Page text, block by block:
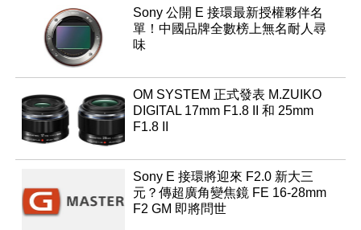
Sony 公開 E 接環最新授權夥伴名
單！中國品牌全數榜上無名耐人尋
味
OM SYSTEM 正式發表 M.ZUIKO
DIGITAL 17mm F1.8 II 和 25mm
F1.8 II
Sony E 接環將迎來 F2.0 新大三
元？傳超廣角變焦鏡 FE 16-28mm
F2 GM 即將問世